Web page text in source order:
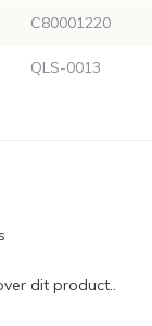
C80001220
QLS-0013
dit product..